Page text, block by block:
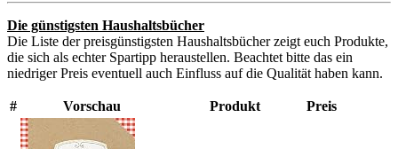
Die günstigsten Haushaltsbücher
Die Liste der preisgünstigsten Haushaltsbücher zeigt euch Produkte,
die sich als echter Spartipp heraustellen. Beachtet bitte das ein
niedriger Preis eventuell auch Einfluss auf die Qualität haben kann.
# Vorschau Produkt Preis